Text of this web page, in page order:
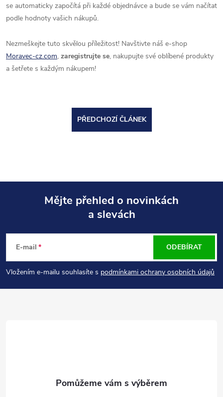
se automaticky započítá při každé objednávce a bude se vám načítat
podle hodnoty vašich nákupů.
Nezmeškejte tuto skvělou příležitost! Navštivte náš e-shop
Moravec-cz.com, zaregistrujte se, nakupujte své oblíbené produkty
a šetřete s každým nákupem!
PŘEDCHOZÍ ČLÁNEK
p
a
Mějte přehled o novinkách
a slevách
E-mail
Vložením e-mailu souhlasíte s podmínkami ochrany osobních údajů
ODEBÍRAT